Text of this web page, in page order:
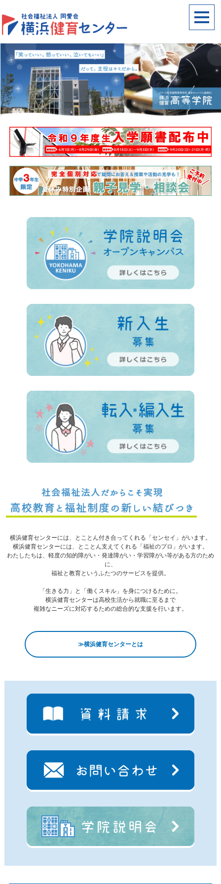
横浜健育センターには、とことん付き合ってくれる「センセイ」がいます。
横浜健育センターには、とことん支えてくれる「福祉のプロ」がいます。
わたしたちは、軽度の知的障がい・発達障がい・学習障がい等がある方のため
に、
福祉と教育というふたつのサービスを提供。
「生きる力」と「働くスキル」を身につけるために。
横浜健育センターは高校生活から就職に至るまで
複雑なニーズに対応するための総合的な支援を行います。
≫横浜健育センターとは